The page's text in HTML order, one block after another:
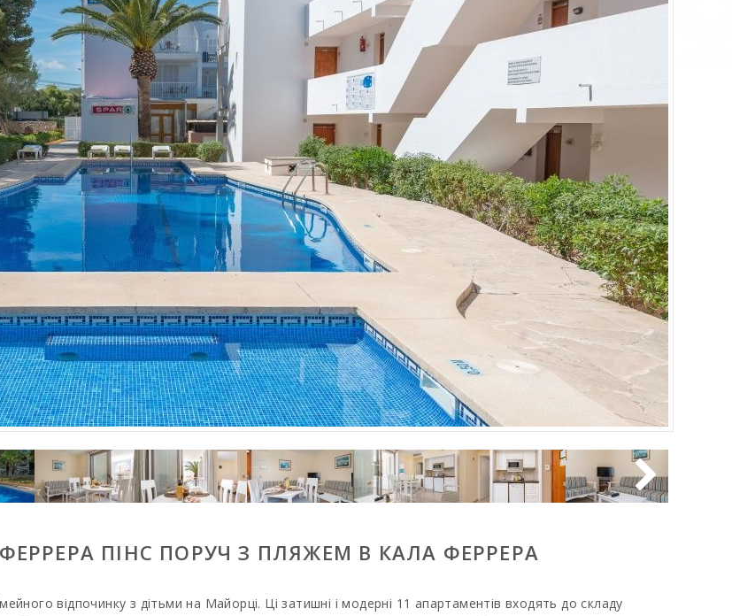
ПІНС ПОРУЧ З ПЛЯЖЕМ В КАЛА ФЕРРЕРА
відпочинку з дітьми на Майорці. Ці затишні і модерні 11 апартаментів входять до складу